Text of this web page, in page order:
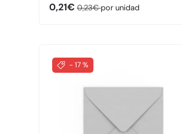
Precio de venta
0,21€ Precio normal
0,23€por unidad
- 17 %